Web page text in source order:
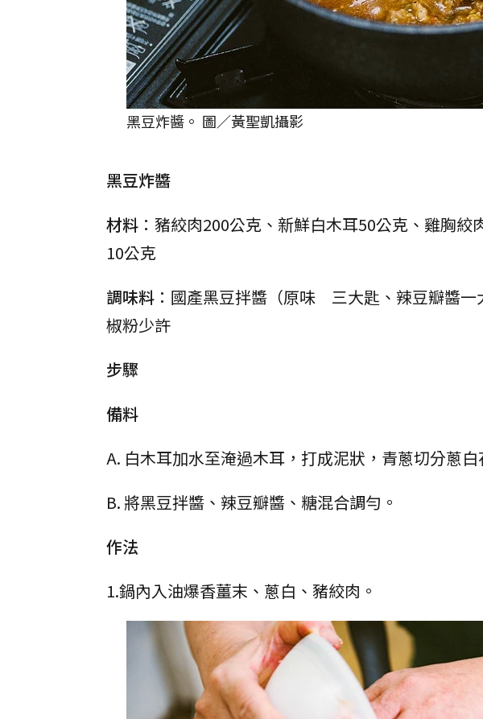
黑豆炸醬。 圖／黃聖凱攝影
黑豆炸醬
材料 ：豬絞肉200公克、新鮮白木耳50公克、雞胸
10公克
調味料 ：國產黑豆拌醬（原味 三大匙、辣豆瓣醬
椒粉少許
步驟
備料
A. 白木耳加水至淹過木耳，打成泥狀，青蔥切分蔥白
B. 將黑豆拌醬、辣豆瓣醬、糖混合調勻。
作法
1.鍋內入油爆香薑末、蔥白、豬絞肉。